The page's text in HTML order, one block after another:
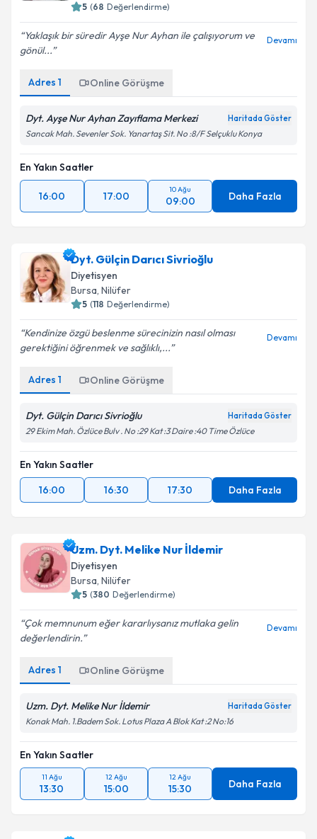
5 (68 Değerlendirme)
Yaklaşık bir süredir Ayşe Nur Ayhan ile çalışıyorum ve
gönül...
Devamı
Adres 1 Online Görüşme
Dyt. Ayşe Nur Ayhan Zayıflama Merkezi Haritada Göster
Sancak Mah. Sevenler Sok. Yanartaş Sit. No :8/F Selçuklu Konya
En Yakın Saatler
16:00 17:00
10 Ağu
09:00 Daha Fazla
Dyt. Gülçin Darıcı Sivrioğlu
Diyetisyen
Bursa, Nilüfer
5 (118 Değerlendirme)
Kendinize özgü beslenme sürecinizin nasıl olması
gerektiğini öğrenmek ve sağlıklı,...
Devamı
Adres 1 Online Görüşme
Dyt. Gülçin Darıcı Sivrioğlu Haritada Göster
29 Ekim Mah. Özlüce Bulv . No :29 Kat :3 Daire :40 Time Özlüce
En Yakın Saatler
16:00
16:30 17:30 Daha Fazla
Uzm. Dyt. Melike Nur İldemir
Diyetisyen
Bursa, Nilüfer
5 (380 Değerlendirme)
Çok memnunum eğer kararlıysanız mutlaka gelin
değerlendirin.
Devamı
Adres 1 Online Görüşme
Uzm. Dyt. Melike Nur İldemir Haritada Göster
Konak Mah. 1.Badem Sok. Lotus Plaza A Blok Kat :2 No:16
En Yakın Saatler
11 Ağu
13:30
12 Ağu
15:00
12 Ağu
15:30 Daha Fazla